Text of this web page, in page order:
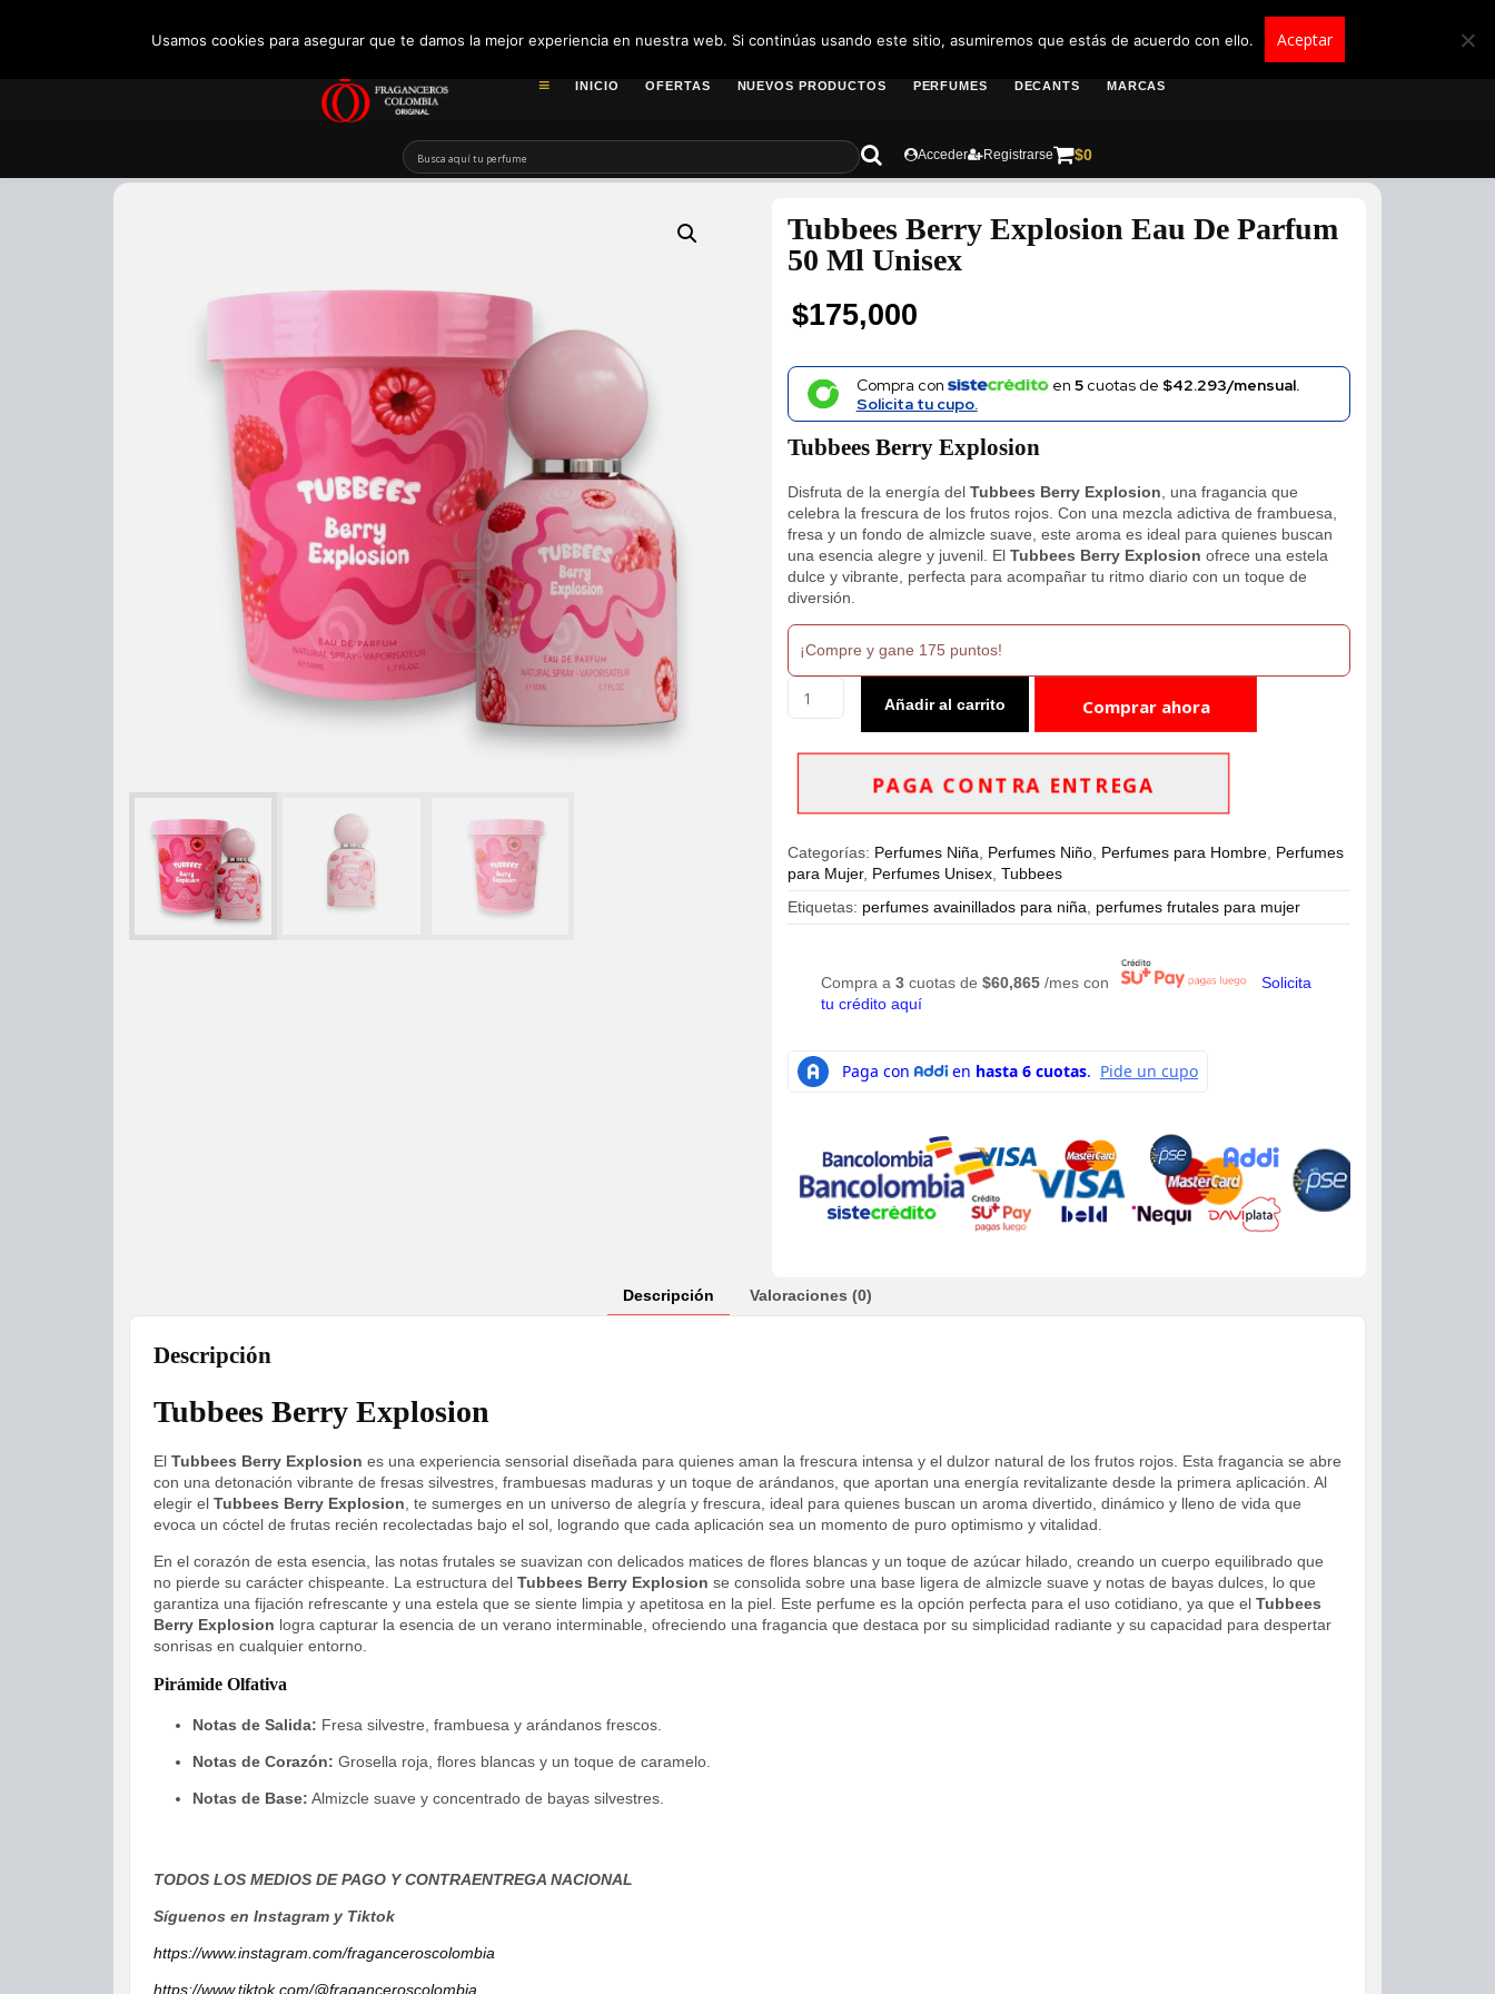
to
INICIO OFERTAS NUEVOS PRODUCTOS PERFUMES DECANTS MARCAS
Acceder Registrarse $0
Tubbees Berry Explosion Eau De Parfum
50 Ml Unisex
$175,000
Compra con en 5cuotas de $42.293/mensual.
Solicita tu cupo.
Tubbees Berry Explosion
Disfruta de la energía delTubbees Berry Explosion, una fragancia que
celebra la frescura de los frutos rojos. Con una mezcla adictiva de frambuesa,
fresa y un fondo de almizcle suave, este aroma es ideal para quienes buscan
una esencia alegre y juvenil. ElTubbees Berry Explosion ofrece una estela
dulce y vibrante, perfecta para acompañar tu ritmo diario con un toque de
diversión.
¡Compre y gane 175 puntos!
Berry
Eau
50
Unisex
cantidad
Añadir al carrito Comprar ahora
PAGA CONTRA ENTREGA
Categorías: Perfumes Niña Perfumes Niño Perfumes para Hombre Perfumes
para Mujer, Perfumes Unisex ,Tubbees
Etiquetas: perfumes avainillados para niña perfumes frutales para mujer
Compra a3 cuotas de$60,865 /mes con
Solicita
tu crédito aquí
Descripción Valoraciones (0)
Descripción
Tubbees Berry Explosion
El Tubbees Berry Explosion es una experiencia sensorial diseñada para quienes aman la frescura intensa y el dulzor natural de los frutos rojos. Esta fragancia se abre
con una detonación vibrante de fresas silvestres, frambuesas maduras y un toque de arándanos, que aportan una energía revitalizante desde la primera aplicación. Al
elegir el Tubbees Berry Explosion , te sumerges en un universo de alegría y frescura, ideal para quienes buscan un aroma divertido, dinámico y lleno de vida que
evoca un cóctel de frutas recién recolectadas bajo el sol, logrando que cada aplicación sea un momento de puro optimismo y vitalidad.
En el corazón de esta esencia, las notas frutales se suavizan con delicados matices de flores blancas y un toque de azúcar hilado, creando un cuerpo equilibrado que
no pierde su carácter chispeante. La estructura del Tubbees Berry Explosion se consolida sobre una base ligera de almizcle suave y notas de bayas dulces, lo que
garantiza una fijación refrescante y una estela que se siente limpia y apetitosa en la piel. Este perfume es la opción perfecta para el uso cotidiano, ya que el Tubbees
Berry Explosion logra capturar la esencia de un verano interminable, ofreciendo una fragancia que destaca por su simplicidad radiante y su capacidad para despertar
sonrisas en cualquier entorno.
Pirámide Olfativa
Notas de Salida: Fresa silvestre, frambuesa y arándanos frescos.
Notas de Corazón: Grosella roja, flores blancas y un toque de caramelo.
Notas de Base: Almizcle suave y concentrado de bayas silvestres.
TODOS LOS MEDIOS DE PAGO Y CONTRAENTREGA NACIONAL
Síguenos en Instagram y Tiktok
https://www.instagram.com/fraganceroscolombia
https://www.tiktok.com/@fraganceroscolombia
Usamos cookies para asegurar que te damos la mejor experiencia en nuestra web. Si continúas usando este sitio, asumiremos que estás de acuerdo con ello. Aceptar